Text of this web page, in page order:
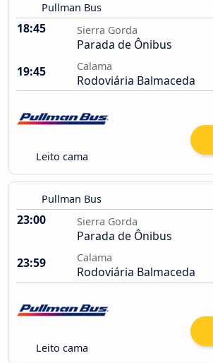
Pullman Bus
18:45 Sierra Gorda
Parada de Ônibus
19:45
Calama
Rodoviária Balmaceda
Leito cama
Pullman Bus
23:00 Sierra Gorda
Parada de Ônibus
23:59
Calama
Rodoviária Balmaceda
Leito cama